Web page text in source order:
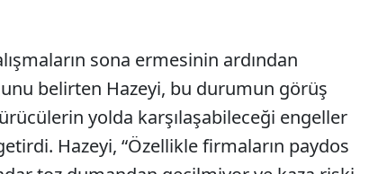
sona ermesinin ardından
belirten Hazeyi, bu durumun görüş
yolda karşılaşabileceği engeller
Hazeyi, “Özellikle firmaların paydos